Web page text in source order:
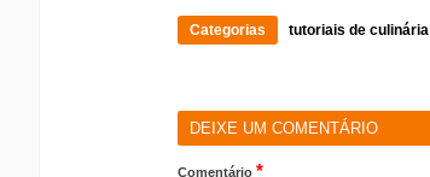
Categorias tutoriais de culinária
DEIXE UM COMENTÁRIO
Comentário *